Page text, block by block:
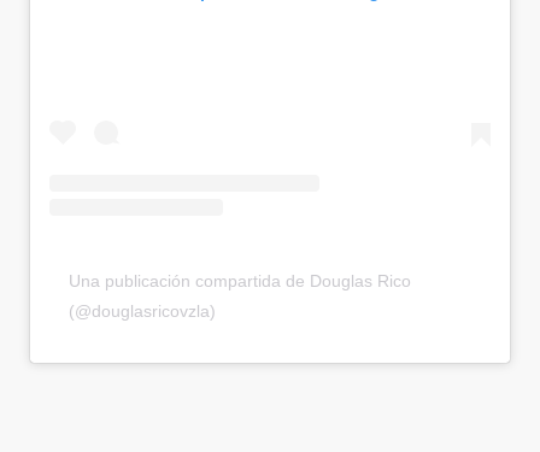
Una publicación compartida de Douglas Rico
(@douglasricovzla)